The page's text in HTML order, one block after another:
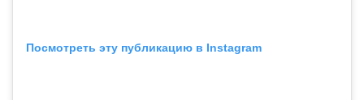
Посмотреть эту публикацию в Instagram